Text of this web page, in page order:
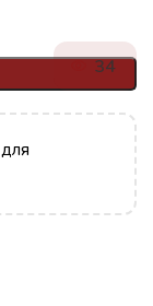
34
для